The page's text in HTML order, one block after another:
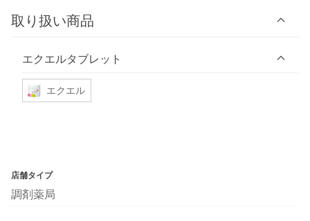
取り扱い商品
エクエルタブレット
エクエル
店舗タイプ
調剤薬局